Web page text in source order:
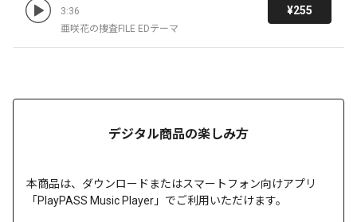
3:36
亜咲花の捜査FILE EDテーマ
¥255
デジタル商品の楽しみ方
本商品は、 ダウンロードまたはスマートフォン向けアプリ
「PlayPASS Music Player」でご利用いただけます。